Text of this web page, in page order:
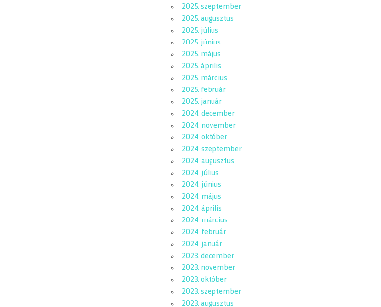
2025. szeptember
2025. augusztus
2025. július
2025. június
2025. május
2025. április
2025. március
2025. február
2025. január
2024. december
2024. november
2024. október
2024. szeptember
2024. augusztus
2024. július
2024. június
2024. május
2024. április
2024. március
2024. február
2024. január
2023. december
2023. november
2023. október
2023. szeptember
2023. augusztus